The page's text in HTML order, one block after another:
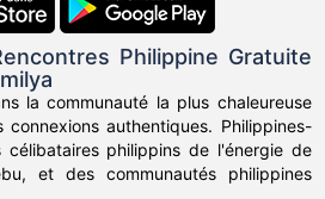
Philippine Gratuite
la communauté la plus chaleureuse
authentiques. Philippines-
célibataires philippins de l'énergie de
et des communautés philippines